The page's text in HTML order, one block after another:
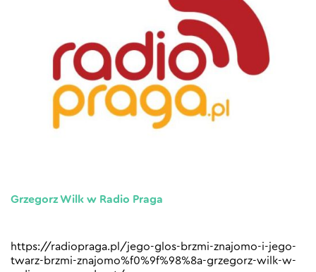
Grzegorz Wilk w Radio Praga
https://radiopraga.pl/jego-glos-brzmi-znajomo-i-jego-
twarz-brzmi-znajomo%f0%9f%98%8a-grzegorz-wilk-w-